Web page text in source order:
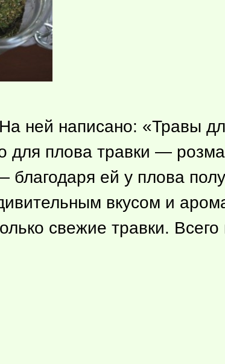
ней написано: «Травы
плова травки —
ей у плова
вкусом и
свежие травки.